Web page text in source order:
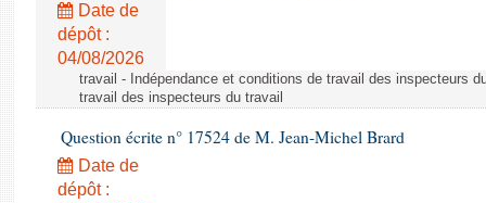
Date de
dépôt :
04/08/2026
travail - Indépendance et conditions de travail des inspecteurs
travail des inspecteurs du travail
Question écrite n° 17524 de M. Jean-Michel Brard
Date de
dépôt :